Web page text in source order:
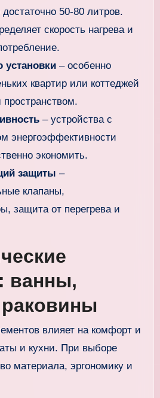
50-80 литров.
скорость нагрева и
установки – особенно
квартир или коттеджей
– устройства с
энергоэффективности
экономить.
защиты –
клапаны,
защита от перегрева и
ванны,
влияет на комфорт и
и кухни. При выборе
материала, эргономику и